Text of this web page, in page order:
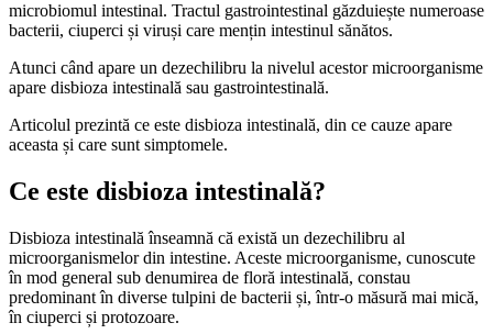
microbiomul intestinal. Tractul gastrointestinal găzduiește numeroase
bacterii, ciuperci și viruși care mențin intestinul sănătos.
Atunci când apare un dezechilibru la nivelul acestor microorganisme
apare disbioza intestinală sau gastrointestinală.
Articolul prezintă ce este disbioza intestinală, din ce cauze apare
aceasta și care sunt simptomele.
Ce este disbioza intestinală?
Disbioza intestinală înseamnă că există un dezechilibru al
microorganismelor din intestine. Aceste microorganisme, cunoscute
în mod general sub denumirea de floră intestinală, constau
predominant în diverse tulpini de bacterii și, într-o măsură mai mică,
în ciuperci și protozoare.